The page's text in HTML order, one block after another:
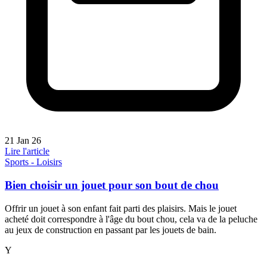
21 Jan 26
Lire l'article
Sports - Loisirs
Bien choisir un jouet pour son bout de chou
Offrir un jouet à son enfant fait parti des plaisirs. Mais le jouet
acheté doit correspondre à l'âge du bout chou, cela va de la peluche
au jeux de construction en passant par les jouets de bain.
Y